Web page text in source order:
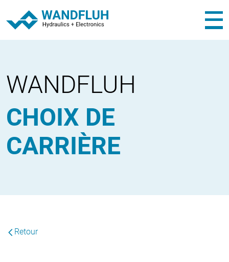
WANDFLUH
CHOIX DE
CARRIÈRE
Retour